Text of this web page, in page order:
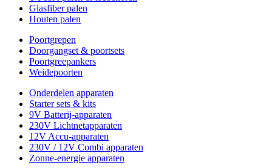
Glasfiber palen
Houten palen
Poortgrepen
Doorgangset & poortsets
Poortgreepankers
Weidepoorten
Onderdelen apparaten
Starter sets & kits
9V Batterij-apparaten
230V Lichtnetapparaten
12V Accu-apparaten
230V / 12V Combi apparaten
Zonne-energie apparaten